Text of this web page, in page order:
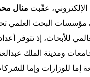
عقّبت منال
مؤسسات البحث العلمي
للأبحاث، إذ تتوفر
ومدينة الملك
إما للوزارات وإما